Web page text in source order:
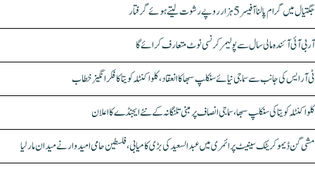
جگتیال میں گرام پالنا آفیسر 5 ہزار روپے رشوت لیتے ہوئے گرفتار
آر بی آئی آئندہ مالی سال سے پولیمر کرنسی نوٹ متعارف کرائے گا
ٹی آر ایس کی جانب سے سماجی نیائے سنکلپ سبھا کا انعقاد، کلواکنٹلہ کویتا کا فکر انگیز خطاب
کلواکنٹلہ کویتا کی سنکلپ سبھا، سماجی انصاف پر مبنی تلنگانہ کے نئے ایجنڈے کا اعلان
مشی گن ڈیموکریٹک سینیٹ پرائمری میں عبدالسعید کی بڑی کامیابی، فلسطین حامی امیدوار نے میدان مار لیا